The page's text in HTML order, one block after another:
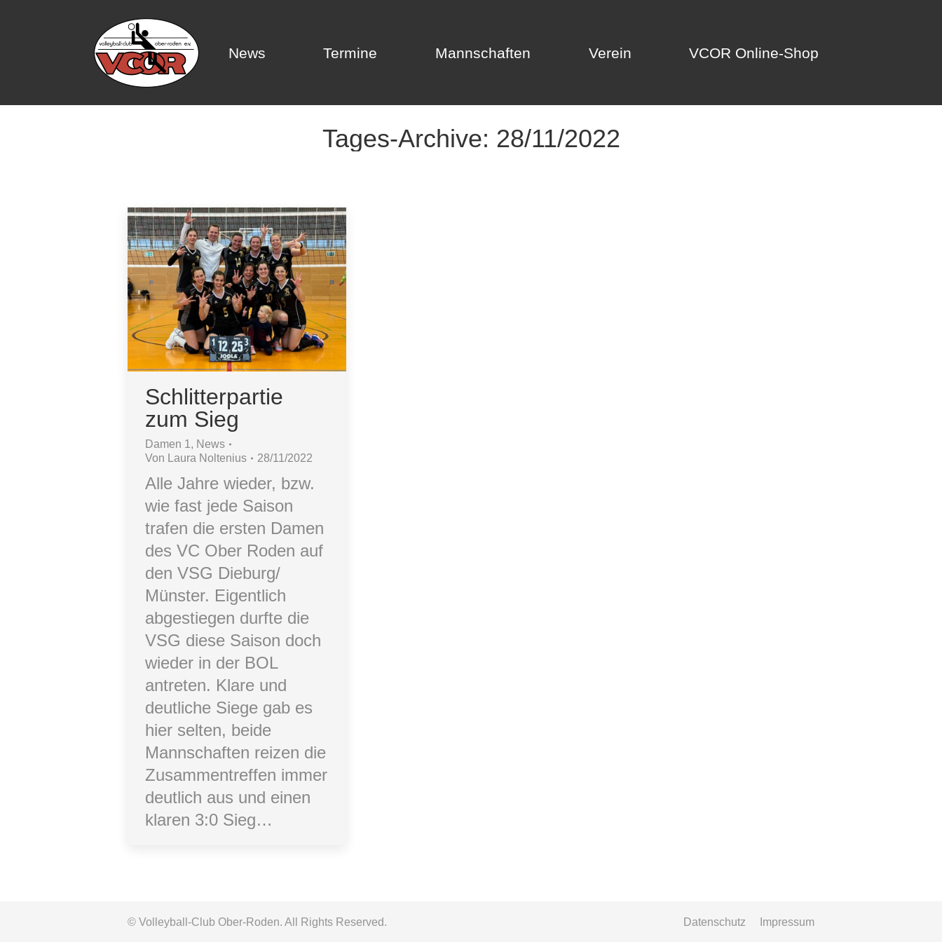
News Termine Mannschaften Verein VCOR Online-Shop
Tages-Archive: 28/11/2022
Schlitterpartie
zum Sieg
Damen 1 , News
Von Laura Noltenius 28/11/2022
Alle Jahre wieder, bzw.
wie fast jede Saison
trafen die ersten Damen
des VC Ober Roden auf
den VSG Dieburg/
Münster. Eigentlich
abgestiegen durfte die
VSG diese Saison doch
wieder in der BOL
antreten. Klare und
deutliche Siege gab es
hier selten, beide
Mannschaften reizen die
Zusammentreffen immer
deutlich aus und einen
klaren 3:0 Sieg…
© Volleyball-Club Ober-Roden. All Rights Reserved. Datenschutz Impressum